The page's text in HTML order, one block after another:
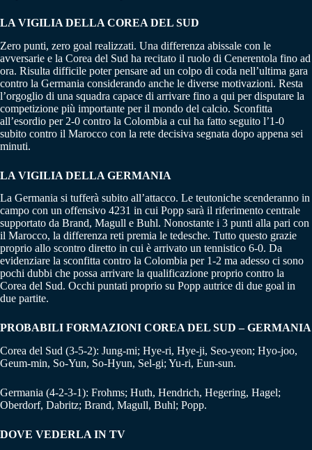
LA VIGILIA DELLA COREA DEL SUD
Zero punti, zero goal realizzati. Una differenza abissale con le
avversarie e la Corea del Sud ha recitato il ruolo di Cenerentola fino ad
ora. Risulta difficile poter pensare ad un colpo di coda nell’ultima gara
contro la Germania considerando anche le diverse motivazioni. Resta
l’orgoglio di una squadra capace di arrivare fino a qui per disputare la
competizione più importante per il mondo del calcio. Sconfitta
all’esordio per 2-0 contro la Colombia a cui ha fatto seguito l’1-0
subito contro il Marocco con la rete decisiva segnata dopo appena sei
minuti.
LA VIGILIA DELLA GERMANIA
La Germania si tufferà subito all’attacco. Le teutoniche scenderanno in
campo con un offensivo 4231 in cui Popp sarà il riferimento centrale
supportato da Brand, Magull e Buhl. Nonostante i 3 punti alla pari con
il Marocco, la differenza reti premia le tedesche. Tutto questo grazie
proprio allo scontro diretto in cui è arrivato un tennistico 6-0. Da
evidenziare la sconfitta contro la Colombia per 1-2 ma adesso ci sono
pochi dubbi che possa arrivare la qualificazione proprio contro la
Corea del Sud. Occhi puntati proprio su Popp autrice di due goal in
due partite.
PROBABILI FORMAZIONI COREA DEL SUD – GERMANIA
Corea del Sud (3-5-2): Jung-mi; Hye-ri, Hye-ji, Seo-yeon; Hyo-joo,
Geum-min, So-Yun, So-Hyun, Sel-gi; Yu-ri, Eun-sun.
Germania (4-2-3-1): Frohms; Huth, Hendrich, Hegering, Hagel;
Oberdorf, Dabritz; Brand, Magull, Buhl; Popp.
DOVE VEDERLA IN TV